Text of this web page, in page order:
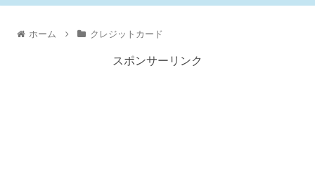
ホーム クレジットカード
スポンサーリンク